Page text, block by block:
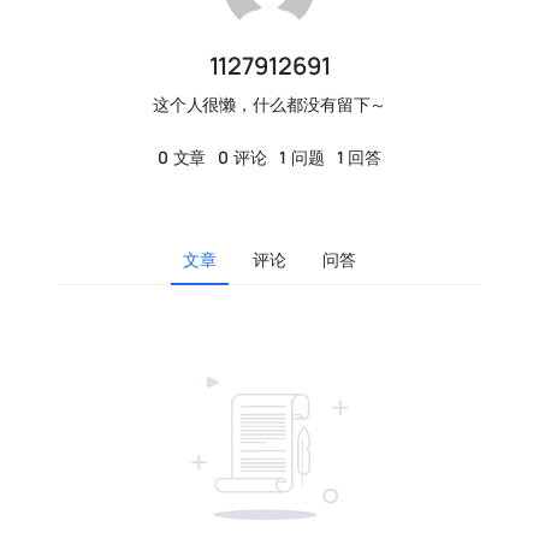
1127912691
这个人很懒，什么都没有留下～
0 文章 0 评论 1 问题 1 回答
文章 评论 问答